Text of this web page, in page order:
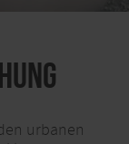
urbanen